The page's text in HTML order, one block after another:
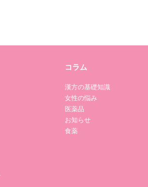
コラム
漢方の基礎知識
女性の悩み
医薬品
お知らせ
食薬